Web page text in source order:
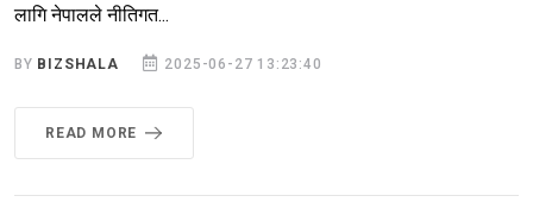
लागि नेपालले नीतिगत...
BY BIZSHALA 2025-06-27 13:23:40
READ MORE